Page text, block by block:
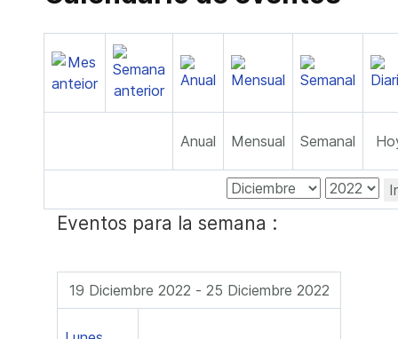
Anual Mensual Semanal
Eventos para la semana :
19 Diciembre 2022 - 25 Diciembre 2022